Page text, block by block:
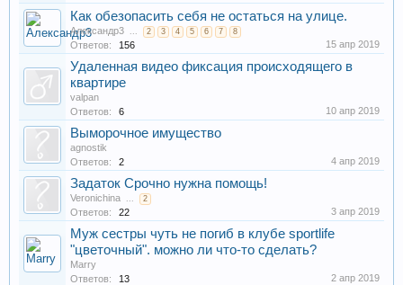
Как обезопасить себя не остаться на улице.
Александр3 ... 2 3 4 5 6 7 8
Ответов: 156 15 апр 2019
Удаленная видео фиксация происходящего в
квартире
valpan
Ответов:
6 10 апр 2019
Выморочное имущество
agnostik
Ответов:
2 4 апр 2019
Задаток Срочно нужна помощь!
Veronichina ... 2
Ответов: 22 3 апр 2019
Муж сестры чуть не погиб в клубе sportlife
"цветочный". можно ли что-то сделать?
Marry
Ответов:
13 2 апр 2019